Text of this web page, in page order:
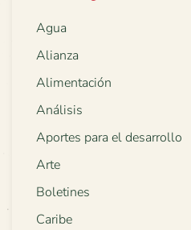
Agua
Alianza
Alimentación
Análisis
Aportes para el desarrollo
Arte
Boletines
Caribe